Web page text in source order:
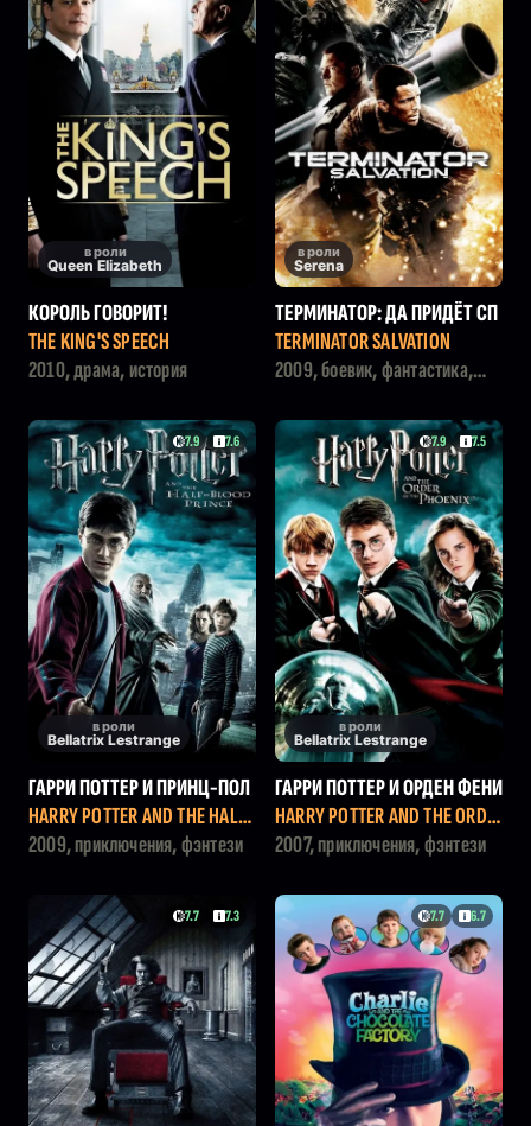
в роли
Queen Elizabeth
КОРОЛЬ ГОВОРИТ!
THE KING'S SPEECH
2010, драма, история
в роли
Serena
ТЕРМИНАТОР: ДА ПРИДЁТ СП
АСИТЕЛЬ
TERMINATOR SALVATION
2009, боевик, фантастика,
7.9 7.6
в роли
Bellatrix Lestrange
ГАРРИ ПОТТЕР И ПРИНЦ-ПОЛ
УКРОВКА
HARRY POTTER AND THE HALF-
BLOOD PRINCE
2009, приключения, фэнтези
7.9 7.5
в роли
Bellatrix Lestrange
ГАРРИ ПОТТЕР И ОРДЕН ФЕНИ
КСА
HARRY POTTER AND THE ORDE
R OF THE PHOENIX
2007, приключения, фэнтези
7.7 7.3 7.7 6.7